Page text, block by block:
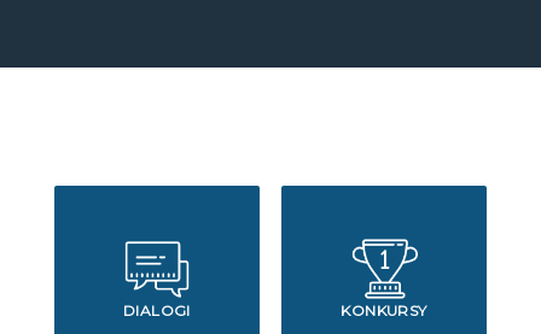
DIALOGI KONKURSY